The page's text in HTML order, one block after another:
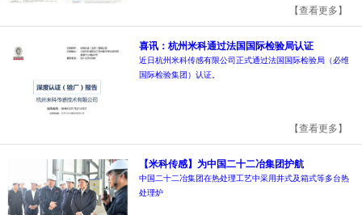
【查看更多】
喜讯：杭州米科通过法国国际检验局认证
近日杭州米科传感有限公司正式通过法国国际检验局（必维
国际检验集团）认证。
【查看更多】
【米科传感】为中国二十二冶集团护航
中国二十二冶集团在热处理工艺中采用井式及箱式等多台热
处理炉